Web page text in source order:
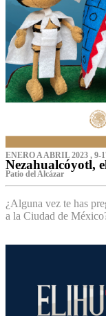
ENERO A ABRIL 2023 , 9-
Nezahualcóyotl,
Patio del Alcázar
¿Alguna vez te has
a la Ciudad de